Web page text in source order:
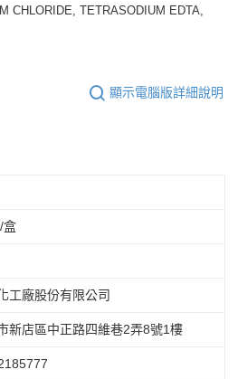
CHLORIDE, TETRASODIUM EDTA,
顯示電腦版詳細說明
盒
工廠股份有限公司
新店區中正路四維巷2弄8號1樓